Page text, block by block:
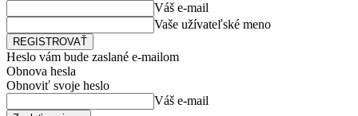
Váš e-mail
Vaše užívateľské meno
Heslo vám bude zaslané e-mailom
Obnova hesla
Obnoviť svoje heslo
Váš e-mail